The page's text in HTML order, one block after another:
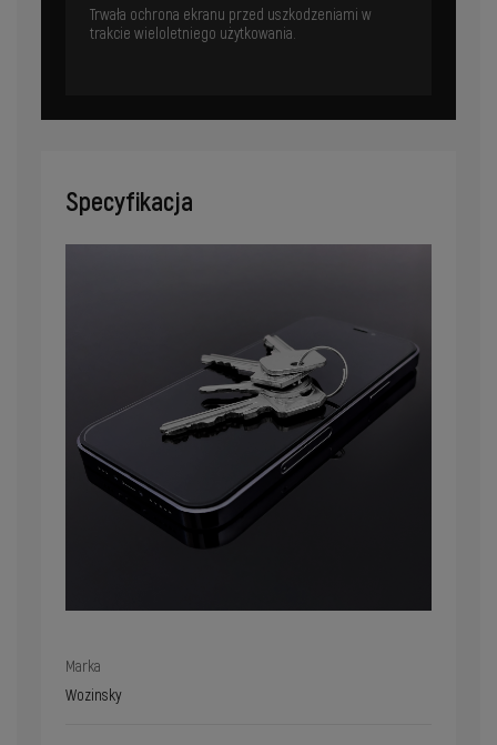
Trwała ochrona ekranu przed uszkodzeniami w
trakcie wieloletniego użytkowania.
Specyfikacja
Marka
Wozinsky